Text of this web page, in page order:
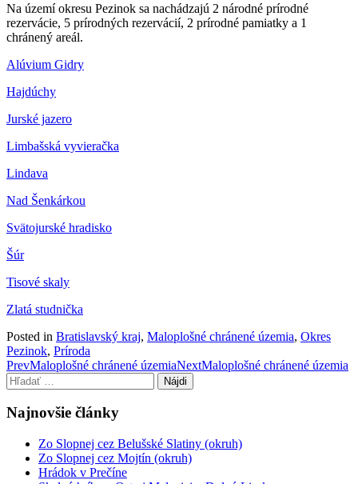
Na území okresu Pezinok sa nachádzajú 2 národné prírodné
rezervácie, 5 prírodných rezervácií, 2 prírodné pamiatky a 1
chránený areál.
Alúvium Gidry
Hajdúchy
Jurské jazero
Limbašská vyvieračka
Lindava
Nad Šenkárkou
Svätojurské hradisko
Šúr
Tisové skaly
Zlatá studnička
Posted in Bratislavský kraj, Maloplošné chránené územia, Okres
Pezinok, Príroda
Post
navigation
PrevMaloplošné chránené územiaNextMaloplošné chránené územia
Hľadať:
Najnovšie články
Zo Slopnej cez Belušské Slatiny (okruh)
Zo Slopnej cez Mojtín (okruh)
Hrádok v Prečíne